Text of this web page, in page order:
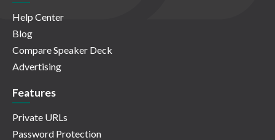
Help Center
Blog
Compare Speaker Deck
Advertising
Features
Private URLs
Password Protection